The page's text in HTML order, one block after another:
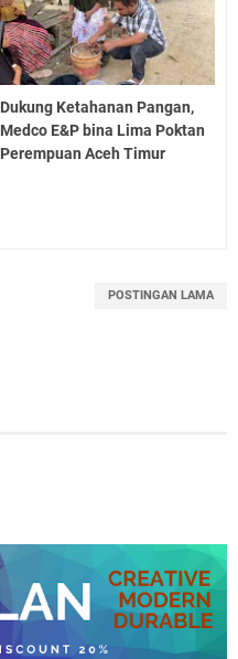
Dukung Ketahanan Pangan,
Medco E&P bina Lima Poktan
Perempuan Aceh Timur
POSTINGAN LAMA